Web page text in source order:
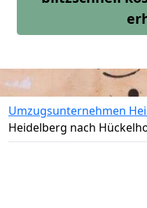
Umzugsunternehmen
Heidelberg nach